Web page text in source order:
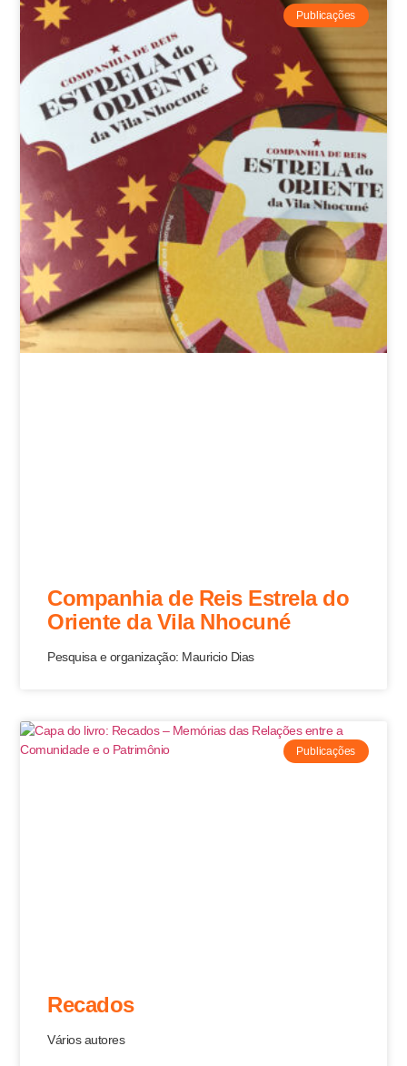
Publicações
Companhia de Reis Estrela do
Oriente da Vila Nhocuné
Pesquisa e organização: Mauricio Dias
Publicações
Recados
Vários autores